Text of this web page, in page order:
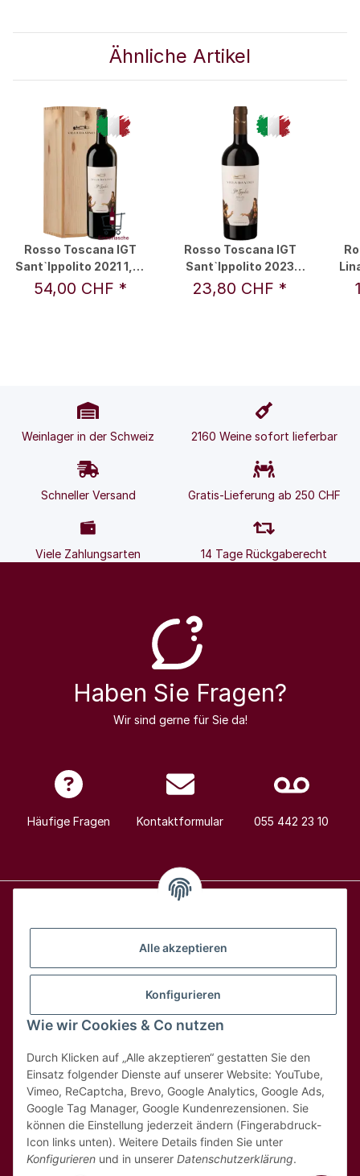
Alle akzeptieren
Konfigurieren
Wie wir Cookies & Co nutzen
Durch Klicken auf „Alle akzeptieren“ gestatten Sie den
Einsatz folgender Dienste auf unserer Website: YouTube,
Vimeo, ReCaptcha, Brevo, Google Analytics, Google Ads,
Google Tag Manager, Google Kundenrezensionen. Sie
können die Einstellung jederzeit ändern (Fingerabdruck-
Icon links unten). Weitere Details finden Sie unter
Konfigurieren und in unserer Datenschutzerklärung.
Ähnliche Artikel
Rosso Toscana IGT
Sant`Ippolito 2021 1,5 l
- Leonardo da Vinci
54,00 CHF *
Rosso Toscana IGT
Sant`Ippolito 2023
0,75 l - Leonardo da
23,80 CHF *
Weinlager in der Schweiz 2160 Weine sofort lieferbar
Schneller Versand Gratis-Lieferung ab 250 CHF
Viele Zahlungsarten 14 Tage Rückgaberecht
Haben Sie Fragen?
Wir sind gerne für Sie da!
Häufige Fragen Kontaktformular 055 442 23 10
Hilfe & Kontakt
Rechtliches